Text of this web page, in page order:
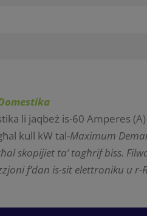
li jaqbeż is-60 Amperes
kull kW tal-Maximum
skopijiet ta’ tagħrif biss.
f’dan is-sit elettroniku u